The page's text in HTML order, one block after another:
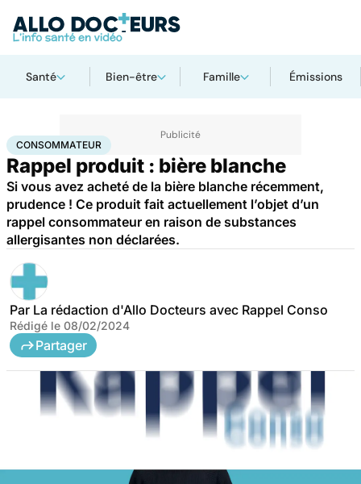
Santé Bien-être Famille Émissions
AccueilSantéConsommateur
CONSOMMATEUR
Rappel produit : bière blanche
Si vous avez acheté de la bière blanche récemment,
prudence ! Ce produit fait actuellement l’objet d’un
rappel consommateur en raison de substances
allergisantes non déclarées.
Par La rédaction d'Allo Docteurs avec Rappel Conso
Rédigé le 08/02/2024
Partager